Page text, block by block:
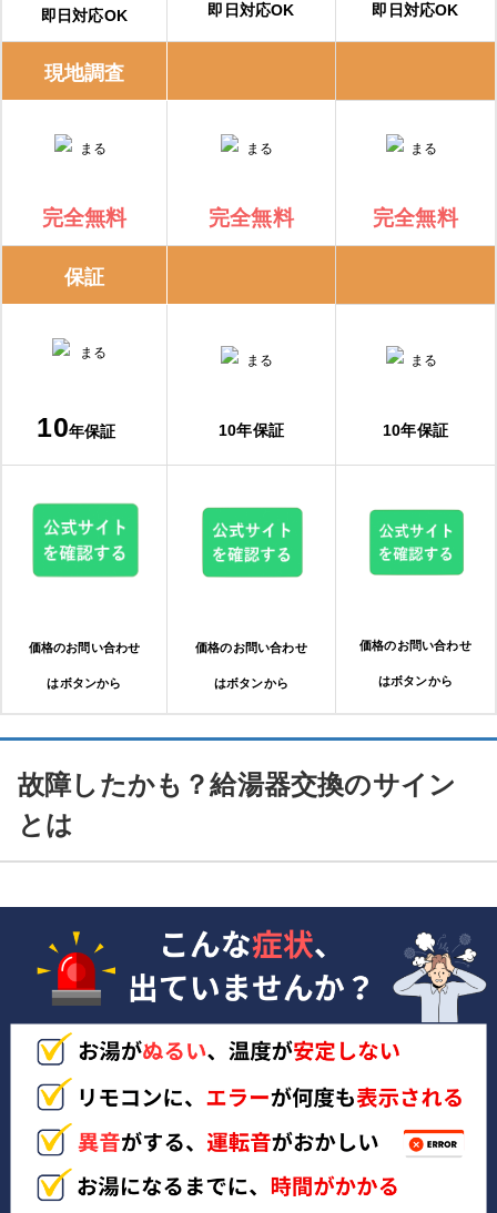
即日対応OK
即日対応OK
即日対応OK
現地調査
完全無料 完全無料 完全無料
保証
10年保証 10年保証 10年保証
価格のお問い合わせ
はボタンから
価格のお問い合わせ
はボタンから
価格のお問い合わせ
はボタンから
故障したかも？給湯器交換のサイン
とは